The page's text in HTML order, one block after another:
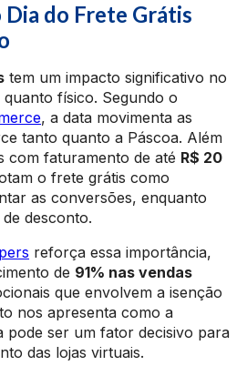
do Frete Grátis
tem um impacto significativo no
físico. Segundo o
, a data movimenta as
tanto quanto a Páscoa. Além
com faturamento de até R$ 20
o frete grátis como
as conversões, enquanto
desconto.
reforça essa importância,
de 91% nas vendas
que envolvem a isenção
nos apresenta como a
pode ser um fator decisivo para
das lojas virtuais.